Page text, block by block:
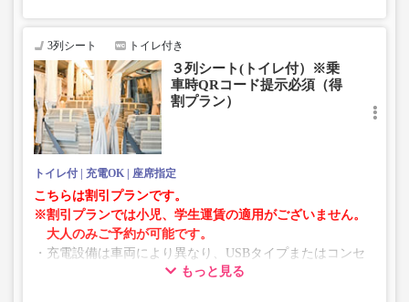
3列シート トイレ付き
３列シート(トイレ付）※乗
車時QRコード提示必須（得
割プラン）
トイレ付 充電OK 座席指定
こちらは割引プランです。
※割引プランでは小児、学生運賃の適用がございません。
大人のみご予約が可能です。
・充電設備は車両により異なり、USBタイプまたはコンセ
ントタイプでのご用意となります。
もっと見る